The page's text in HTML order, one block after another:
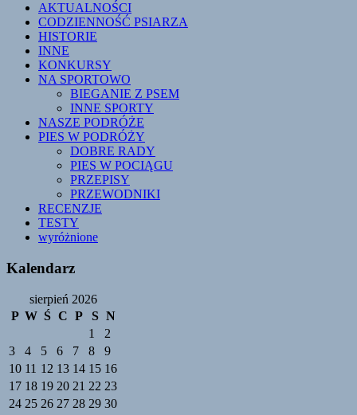
AKTUALNOŚCI
CODZIENNOŚĆ PSIARZA
HISTORIE
INNE
KONKURSY
NA SPORTOWO
BIEGANIE Z PSEM
INNE SPORTY
NASZE PODRÓŻE
PIES W PODRÓŻY
DOBRE RADY
PIES W POCIĄGU
PRZEPISY
PRZEWODNIKI
RECENZJE
TESTY
wyróżnione
Kalendarz
sierpień 2026
P W Ś C P S N
1
2
3
4 5 6 7 8
9
10 11 12 13 14 15 16
17 18 19 20 21 22 23
24 25 26 27 28 29 30